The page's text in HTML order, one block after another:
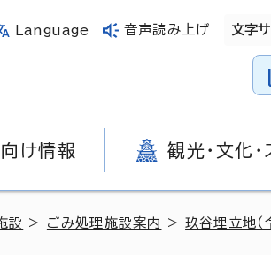
Language 音声読み上げ 文字
け情報 観光・文化
設 > ごみ処理施設案内 >玖谷埋立地